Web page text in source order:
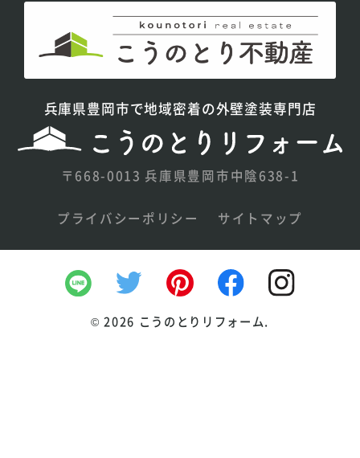
兵庫県豊岡市で地域密着の外壁塗装専門店
〒668-0013 兵庫県豊岡市中陰638-1
プライバシーポリシー サイトマップ
©2026 こうのとりリフォーム.